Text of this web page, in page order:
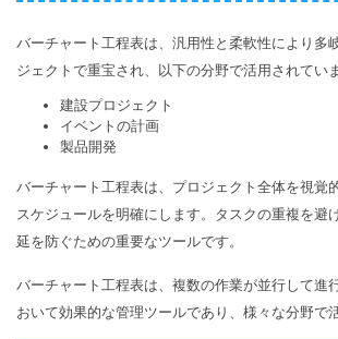
バーチャート工程表は、汎用性と柔軟性により多
ジェクトで重宝され、以下の分野で活用されていま
建設プロジェクト
イベントの計画
製品開発
バーチャート工程表は、プロジェクト全体を視覚
スケジュールを明確にします。タスクの重複を避
延を防ぐための重要なツールです。
バーチャート工程表は、複数の作業が並行して進
おいて効果的な管理ツールであり、様々な分野で